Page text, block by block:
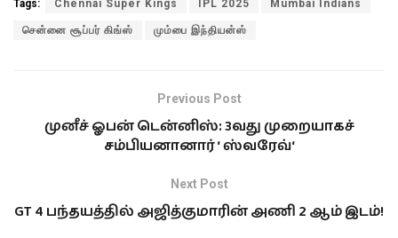
Tags: Chennai Super Kings IPL 2025 Mumbai Indians
சென்னை சூப்பர் கிங்ஸ் மும்பை இந்தியன்ஸ்
Previous Post
முனீச் ஓபன் டென்னிஸ்: 3வது முறையாகச்
சம்பியனானார் ‘ ஸ்வரேவ்‘
Next Post
GT 4 பந்தயத்தில் அஜித்குமாரின் அணி 2 ஆம் இடம்!